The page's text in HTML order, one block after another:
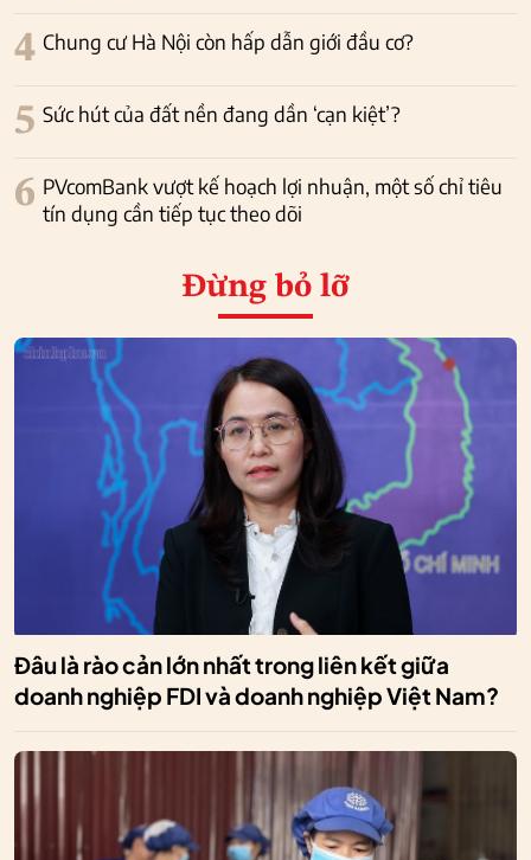
4 Chung cư Hà Nội còn hấp dẫn giới đầu cơ?
5 Sức hút của đất nền đang dần ‘cạn kiệt’?
6 PVcomBank vượt kế hoạch lợi nhuận, một số chỉ tiêu
tín dụng cần tiếp tục theo dõi
Đừng bỏ lỡ
Đâu là rào cản lớn nhất trong liên kết giữa
doanh nghiệp FDI và doanh nghiệp Việt Nam?